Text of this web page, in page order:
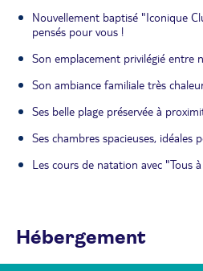
Nouvellement baptisé "Iconique
pensés pour vous !
Son emplacement privilégié entre
Son ambiance familiale très
Ses belle plage préservée à
Ses chambres spacieuses, idéales
Les cours de natation avec "Tous
Hébergement